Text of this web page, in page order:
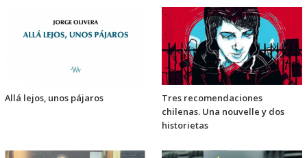
Allá lejos, unos pájaros
Tres recomendaciones
chilenas. Una nouvelle y dos
historietas